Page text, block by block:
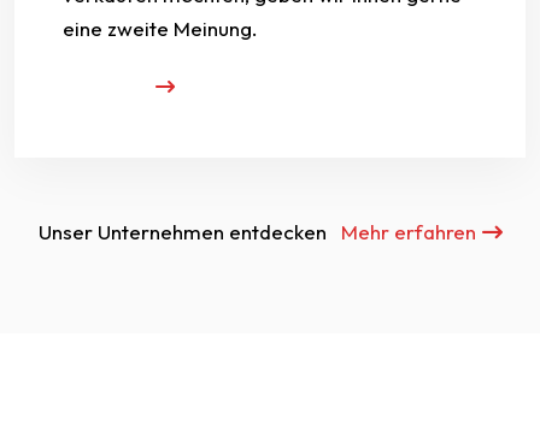
eine zweite Meinung.
Unser Unternehmen entdecken Mehr erfahren